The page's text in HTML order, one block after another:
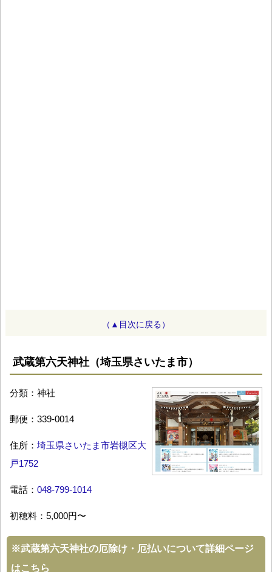
（▲目次に戻る）
武蔵第六天神社（埼玉県さいたま市）
分類：神社
郵便：339-0014
住所： 埼玉県さいたま市岩槻区大
戸1752
電話： 048-799-1014
初穂料：5,000円〜
※武蔵第六天神社の厄除け・厄払いについて詳細ページ
はこちら